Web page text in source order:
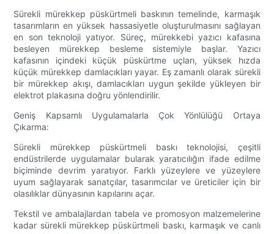
Sürekli mürekkep püskürtmeli baskının temelinde, karmaşık
tasarımların en yüksek hassasiyetle oluşturulmasını sağlayan
en son teknoloji yatıyor. Süreç, mürekkebi yazıcı kafasına
besleyen mürekkep besleme sistemiyle başlar. Yazıcı
kafasının içindeki küçük püskürtme uçları, yüksek hızda
küçük mürekkep damlacıkları yayar. Eş zamanlı olarak sürekli
bir mürekkep akışı, damlacıkları uygun şekilde yükleyen bir
elektrot plakasına doğru yönlendirilir.
Geniş Kapsamlı Uygulamalarla Çok Yönlülüğü Ortaya
Çıkarma:
Sürekli mürekkep püskürtmeli baskı teknolojisi, çeşitli
endüstrilerde uygulamalar bularak yaratıcılığın ifade edilme
biçiminde devrim yaratıyor. Farklı yüzeylere ve yüzeylere
uyum sağlayarak sanatçılar, tasarımcılar ve üreticiler için bir
olasılıklar dünyasının kapılarını açar.
Tekstil ve ambalajlardan tabela ve promosyon malzemelerine
kadar sürekli mürekkep püskürtmeli baskı, karmaşık ve canlı